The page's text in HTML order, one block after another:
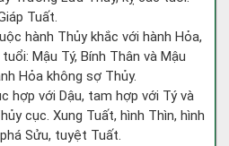
Tuất.
hành Thủy khắc với hành Hỏa,
Mậu Tý, Bính Thân và Mậu
Hỏa không sợ Thủy.
hợp với Dậu, tam hợp với Tý và
cục. Xung Tuất, hình Thìn, hình
Sửu, tuyệt Tuất.